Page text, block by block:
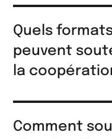
Quels
peuvent
la
Comment